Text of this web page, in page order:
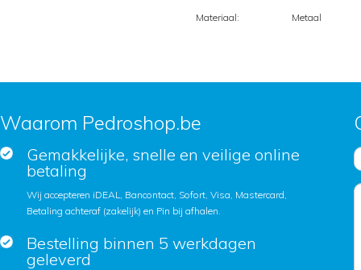
Materiaal:
Metaal
Waarom Pedroshop.be
Gemakkelijke, snelle en veilige online
betaling
Wij accepteren iDEAL, Bancontact, Sofort, Visa, Mastercard,
Betaling achteraf (zakelijk) en Pin bij afhalen.
Bestelling binnen 5 werkdagen
geleverd